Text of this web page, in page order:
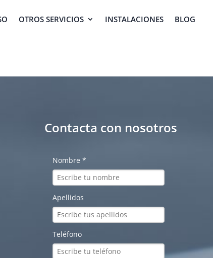
OTROS SERVICIOS INSTALACIONES BLOG
Contacta con nosotros